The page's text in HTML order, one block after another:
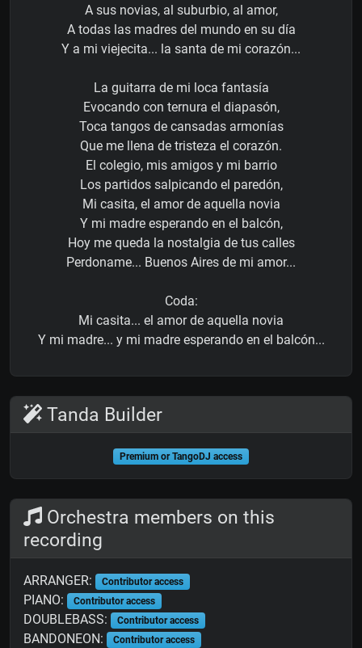
A sus novias, al suburbio, al amor,
A todas las madres del mundo en su día
Y a mi viejecita... la santa de mi corazón...
La guitarra de mi loca fantasía
Evocando con ternura el diapasón,
Toca tangos de cansadas armonías
Que me llena de tristeza el corazón.
El colegio, mis amigos y mi barrio
Los partidos salpicando el paredón,
Mi casita, el amor de aquella novia
Y mi madre esperando en el balcón,
Hoy me queda la nostalgia de tus calles
Perdoname... Buenos Aires de mi amor...
Coda:
Mi casita... el amor de aquella novia
Y mi madre... y mi madre esperando en el balcón...
Tanda Builder
Premium or TangoDJ access
Orchestra members on this
recording
ARRANGER: Contributor access
PIANO: Contributor access
DOUBLEBASS: Contributor access
BANDONEON: Contributor access